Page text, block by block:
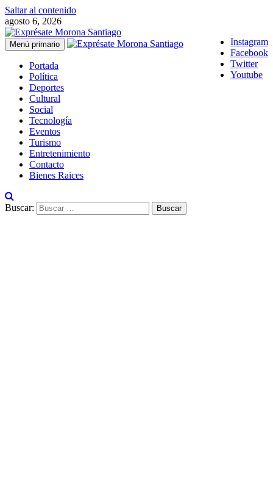
Saltar al contenido
agosto 6, 2026
Instagram
Facebook
Twitter
Youtube
Menú primario
Portada
Política
Deportes
Cultural
Social
Tecnología
Eventos
Turismo
Entretenimiento
Contacto
Bienes Raices
Buscar: